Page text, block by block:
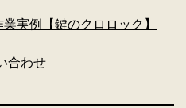
実例【鍵のクロロック】
合わせ